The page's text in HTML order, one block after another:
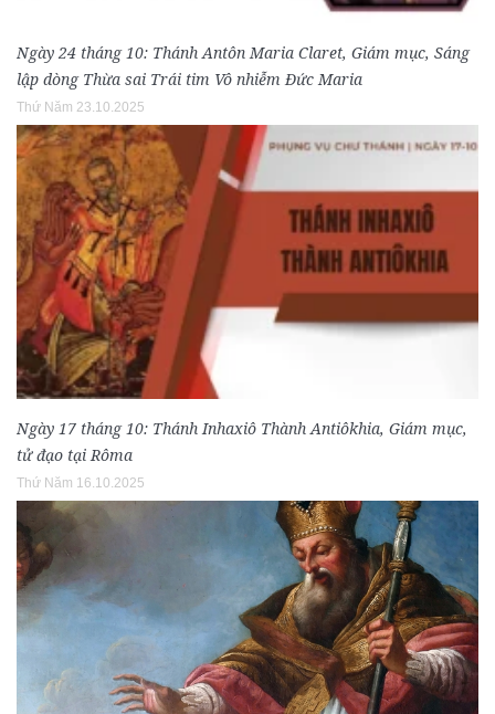
Ngày 24 tháng 10: Thánh Antôn Maria Claret, Giám mục, Sáng
lập dòng Thừa sai Trái tim Vô nhiễm Đức Maria
Thứ Năm 23.10.2025
Ngày 17 tháng 10: Thánh Inhaxiô Thành Antiôkhia, Giám mục,
tử đạo tại Rôma
Thứ Năm 16.10.2025